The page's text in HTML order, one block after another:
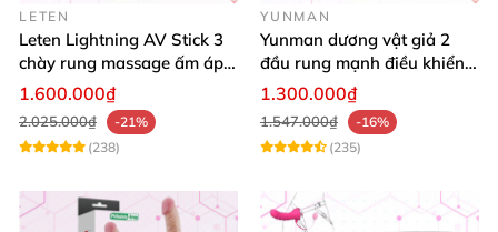
LETEN
Leten Lightning AV Stick 3
chày rung massage ấm áp
kích thích
1.600.000₫
2.025.000₫
-21%
(238)
YUNMAN
Yunman dương vật giả 2
đầu rung mạnh điều khiển
từ xa Les
1.300.000₫
1.547.000₫
-16%
(235)